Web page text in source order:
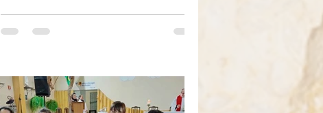
Pereira) hicimos nuestras promesas de
incorporación a la Asociación de
Buen Pastor, situada en la casa de las
Hermanas del Buen Pastor (Pastorinhas) en